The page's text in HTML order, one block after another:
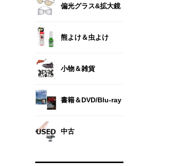
偏光グラス&拡大鏡
熊よけ＆虫よけ
小物＆雑貨
書籍＆DVD/Blu-ray
中古